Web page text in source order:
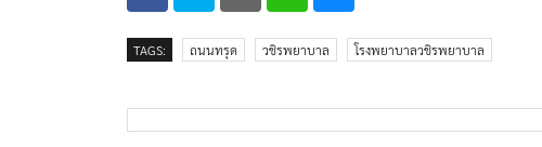
TAGS: ถนนทรุด วชิรพยาบาล โรงพยาบาลวชิรพยาบาล